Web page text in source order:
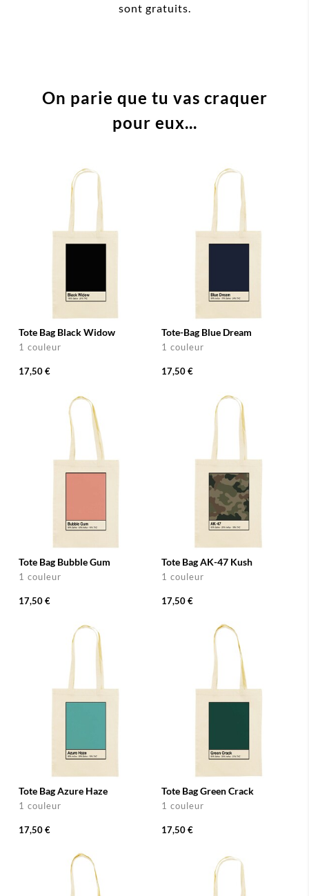
sont gratuits.
On parie que tu vas craquer
pour eux...
Tote Bag Black Widow
1 couleur
17,50 €
Tote-Bag Blue Dream
1 couleur
17,50 €
Tote Bag Bubble Gum
1 couleur
17,50 €
Tote Bag AK-47 Kush
1 couleur
17,50 €
Tote Bag Azure Haze
1 couleur
17,50 €
Tote Bag Green Crack
1 couleur
17,50 €